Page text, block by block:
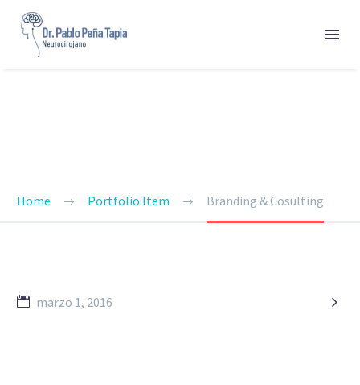
Home Portfolio Item Branding & Cosulting

marzo 1, 2016